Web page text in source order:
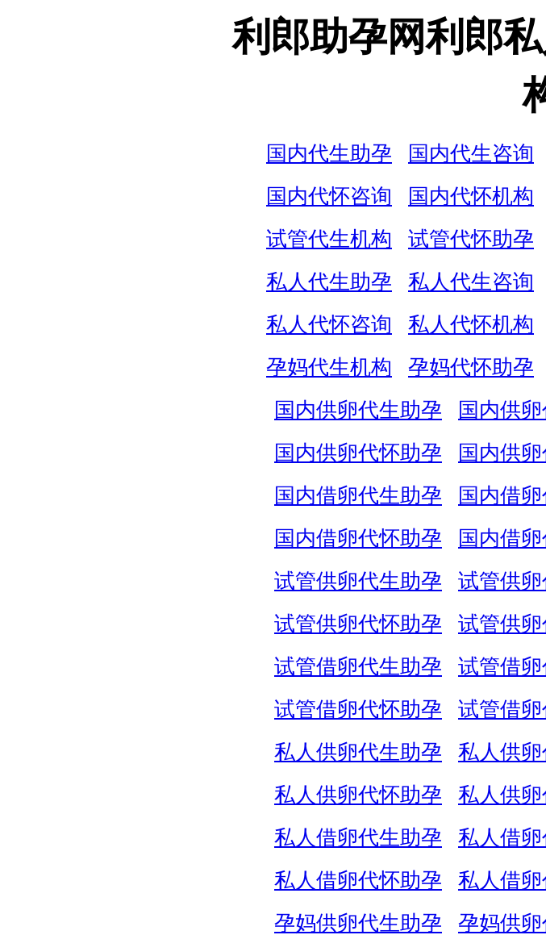
利郎助孕网利郎
国内代生助孕 国内代生咨询
国内代怀咨询
国内代怀机构
试管代生机构
试管代怀助孕
私人代生助孕
私人代生咨询
私人代怀咨询
私人代怀机构
孕妈代生机构
孕妈代怀助孕
国内供卵代生助孕
国内供
国内供卵代怀助孕
国内供
国内借卵代生助孕
国内借
国内借卵代怀助孕
国内借
试管供卵代生助孕
试管供
试管供卵代怀助孕
试管供
试管借卵代生助孕
试管借
试管借卵代怀助孕
试管借
私人供卵代生助孕
私人供
私人供卵代怀助孕
私人供
私人借卵代生助孕
私人借
私人借卵代怀助孕
私人借
孕妈供卵代生助孕
孕妈供